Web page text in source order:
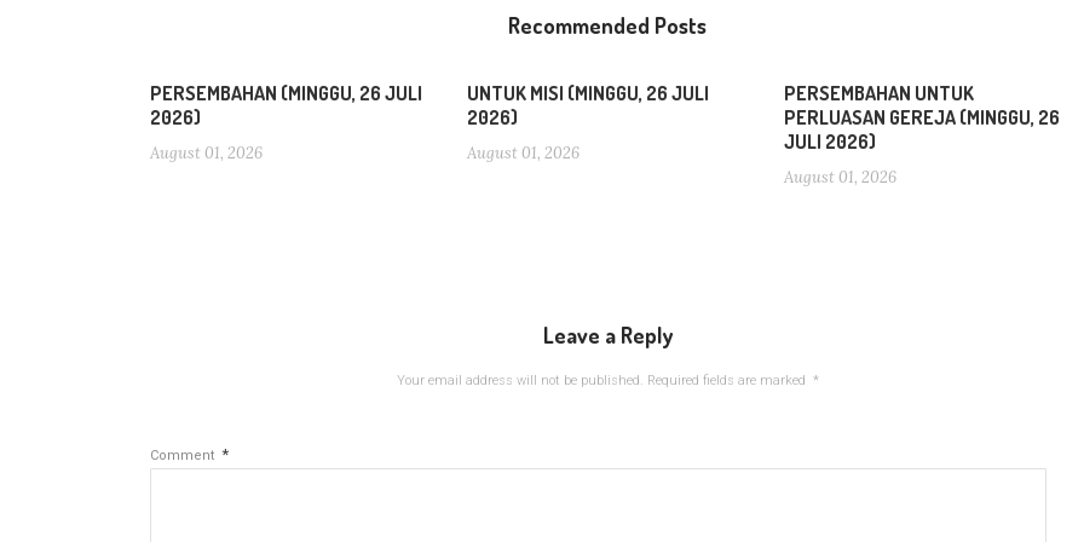
Recommended Posts
PERSEMBAHAN (MINGGU, 26 JULI
2026)
August 01, 2026
UNTUK MISI (MINGGU, 26 JULI
2026)
August 01, 2026
PERSEMBAHAN UNTUK
PERLUASAN GEREJA (MINGGU, 26
JULI 2026)
August 01, 2026
Leave a Reply
Your email address will not be published. Required fields are marked *
Comment *